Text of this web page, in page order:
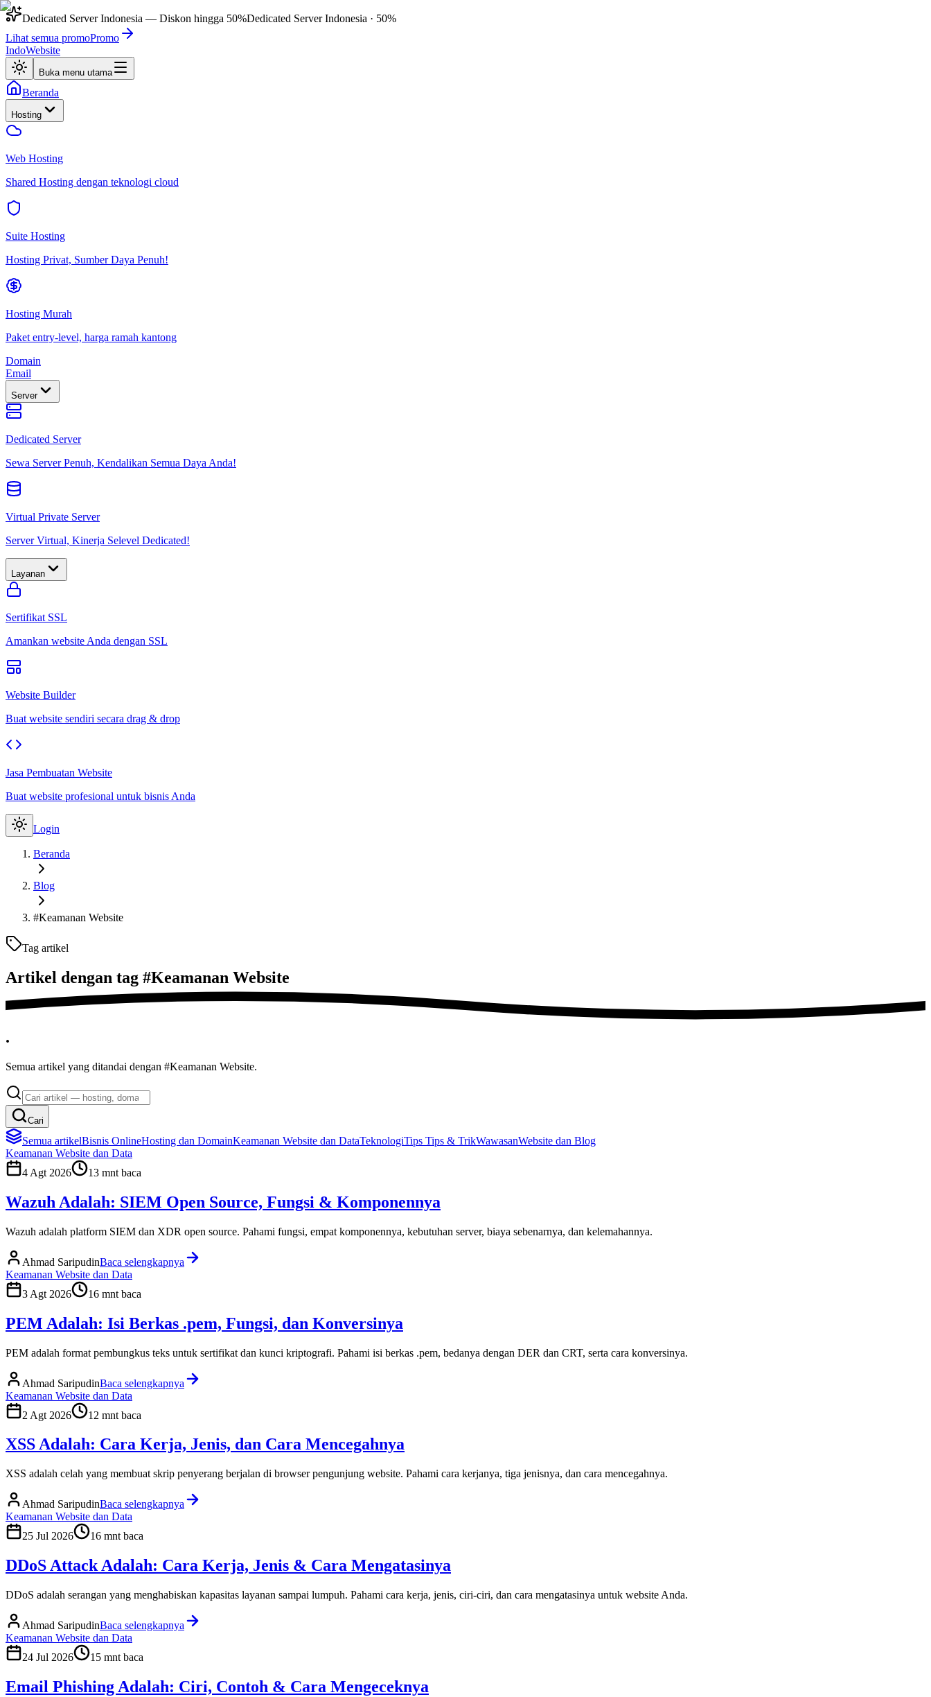
Dedicated Server Indonesia — Diskon hingga 50%Dedicated Server Indonesia · 50%
Lihat semua promoPromo
IndoWebsite
Buka menu utama
Beranda
Hosting
Web Hosting
Shared Hosting dengan teknologi cloud
Suite Hosting
Hosting Privat, Sumber Daya Penuh!
Hosting Murah
Paket entry-level, harga ramah kantong
Domain
Email
Server
Dedicated Server
Sewa Server Penuh, Kendalikan Semua Daya Anda!
Virtual Private Server
Server Virtual, Kinerja Selevel Dedicated!
Layanan
Sertifikat SSL
Amankan website Anda dengan SSL
Website Builder
Buat website sendiri secara drag & drop
Jasa Pembuatan Website
Buat website profesional untuk bisnis Anda
Login
Beranda
Blog
#Keamanan Website
Tag artikel
Artikel dengan tag #Keamanan Website
.
Semua artikel yang ditandai dengan #Keamanan Website.
Cari
Semua artikelBisnis OnlineHosting dan DomainKeamanan Website dan DataTeknologiTips Tips & TrikWawasanWebsite dan Blog
Keamanan Website dan Data
4 Agt 2026
13 mnt baca
Wazuh Adalah: SIEM Open Source, Fungsi & Komponennya
Wazuh adalah platform SIEM dan XDR open source. Pahami fungsi, empat komponennya, kebutuhan server, biaya sebenarnya, dan kelemahannya.
Ahmad SaripudinBaca selengkapnya
Keamanan Website dan Data
3 Agt 2026
16 mnt baca
PEM Adalah: Isi Berkas .pem, Fungsi, dan Konversinya
PEM adalah format pembungkus teks untuk sertifikat dan kunci kriptografi. Pahami isi berkas .pem, bedanya dengan DER dan CRT, serta cara konversinya.
Ahmad SaripudinBaca selengkapnya
Keamanan Website dan Data
2 Agt 2026
12 mnt baca
XSS Adalah: Cara Kerja, Jenis, dan Cara Mencegahnya
XSS adalah celah yang membuat skrip penyerang berjalan di browser pengunjung website. Pahami cara kerjanya, tiga jenisnya, dan cara mencegahnya.
Ahmad SaripudinBaca selengkapnya
Keamanan Website dan Data
25 Jul 2026
16 mnt baca
DDoS Attack Adalah: Cara Kerja, Jenis & Cara Mengatasinya
DDoS adalah serangan yang menghabiskan kapasitas layanan sampai lumpuh. Pahami cara kerja, jenis, ciri-ciri, dan cara mengatasinya untuk website Anda.
Ahmad SaripudinBaca selengkapnya
Keamanan Website dan Data
24 Jul 2026
15 mnt baca
Email Phishing Adalah: Ciri, Contoh & Cara Mengeceknya